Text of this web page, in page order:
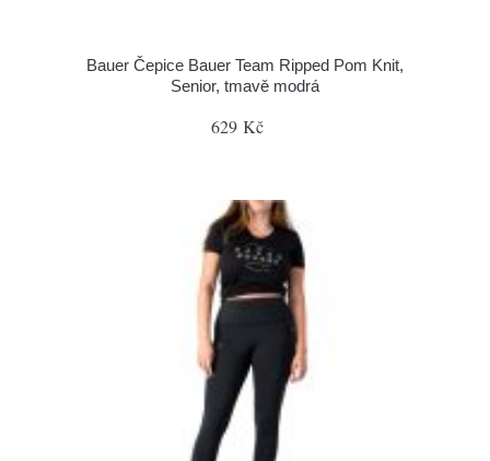
Bauer Čepice Bauer Team Ripped Pom Knit,
Senior, tmavě modrá
629 Kč